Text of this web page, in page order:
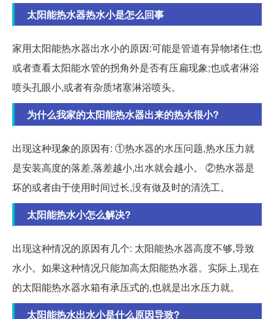
太阳能热水器热水小是怎么回事
家用太阳能热水器出水小的原因:可能是管道有异物堵住;也
或者查看太阳能水管的拐角外是否有压扁现象;也或者淋浴
喷头孔眼小,或者有杂质堵塞淋浴喷头。
为什么我家的太阳能热水器出来的热水很小?
出现这种现象的原因有: ①热水器的水压问题,热水压力就
是安装高度的落差,落差越小,出水就会越小。 ②热水器是
坏的或者由于使用时间过长,没有做及时的清洗工。
太阳能热水小怎么解决?
出现这种情况的原因有几个: 太阳能热水器高度不够,导致
水小。如果这种情况只能加高太阳能热水器。实际上,现在
的太阳能热水器水箱有承压式的,也就是出水压力就。
太阳能热水出水小是什么原因导致?